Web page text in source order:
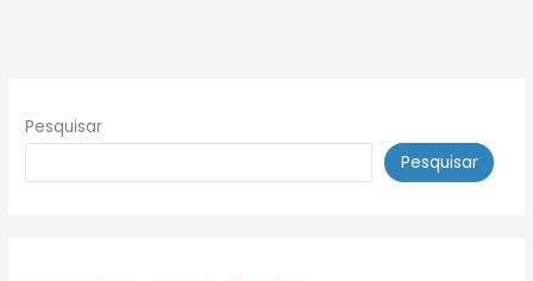
Pesquisar
Pesquisar